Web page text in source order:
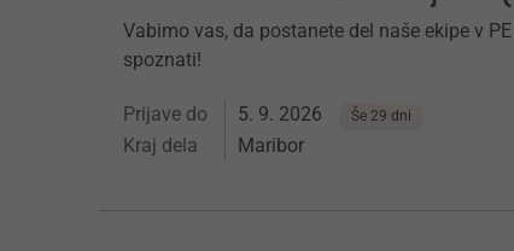
Vabimo vas, da postanete del naše ekipe v
spoznati!
Prijave do 5. 9. 2026 Še 29 dni
Kraj dela Maribor